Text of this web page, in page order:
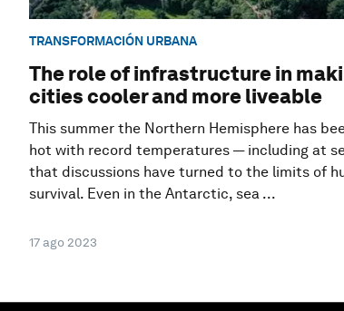
TRANSFORMACIÓN URBANA
The role of infrastructure in
cities cooler and more liveable
This summer the Northern Hemisphere has
hot with record temperatures — including at
that discussions have turned to the limits of
survival. Even in the Antarctic, sea ...
17 ago 2023